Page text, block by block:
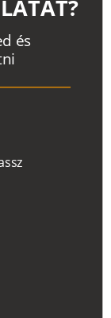
ssz
d és
ni